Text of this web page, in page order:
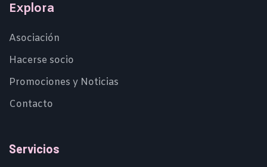
Explora
Asociación
Hacerse socio
Promociones y Noticias
Contacto
Servicios